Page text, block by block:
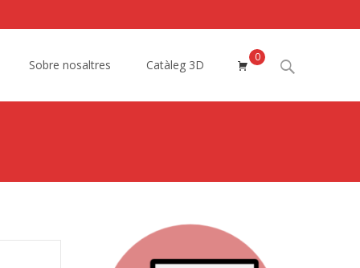
Sobre nosaltres Catàleg 3D
0
Search